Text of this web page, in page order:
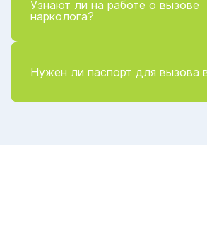
Узнают ли на работе о вызове
нарколога?
Нужен ли паспорт для вызова